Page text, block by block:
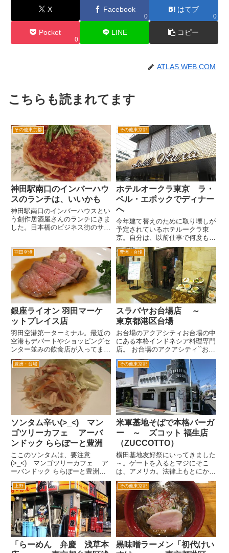
X Facebook
0
はてブ
0
Pocket
0
LINE コピー
ATLAS WEB.COM
こちらも読まれてます
その他東京都
神田駅南口のインバーハウ
スのランチは、いいかも
神田駅南口のインバーハウスとい
う創作居酒屋さんのランチにきま
した。日本橋のビジネス街のサラ
階段もおしゃれな雰囲気。 店内
もちょっとユニーク。個室があっ
たり、中央はフェンスで囲われ
た...
その他東京都
ホテルオークラ東京 ラ・
ベル・エポックでディナー
へ
今年建て替えのために取り壊しが
予定されているホテルークラ東
京。自分は、以前仕事で何度も来
たことがある思い出の場所。特に
宴会場入口の車寄せ付近が印象深
い。 ロビーやショッピングアー
ケードへ通じるエレベーターホー
ル付近。 ロビー。ここは、ホテ
ル...
羽田空港
銀座ライオン 羽田マーケ
ットプレイス店
羽田空港第一ターミナル。最近の
空港もデパートやショッピングセ
ンター並みの飲食店が入ってま
す。羽田のマーケットプレイス
は、デパートや専門店や老舗の名
店が軒を連ね、どこに入るか迷っ
てしまいます。そんな中間違いな
いのがライオンですね(^_^;) ...
豊洲・台場
スラバヤお台場店 ～
東京都港区台場
お台場のアクアシティお台場の中
にある本格インドネシア料理専門
店。 お台場のアクアシティ``お台
場の5階にあります。店舗は、ベ
イブリッジとは、逆の側にあるの
で、窓からは、お台場の街中が、
見えます。 インドネシアという
とバリ島にしかいったことが...
豊洲・台場
ソンタム辛い(>_<) マン
ゴツリーカフェ アーバ
ンドック ららぽーと豊洲
ここのソンタムは、要注意
(>_<) マンゴツリーカフェ ア
ーバンドック ららぽーと豊洲
店。 マンゴツリーカフェになる
前のインドネシア料理スラバヤと
同じく、夜景がきれいです。 生
ビール。 ノンアルコール。サッ
ポロのプレミアム。 ボトルデザ
イ...
その他東京都
米軍基地そばで本格バーガ
ー ～ ズコット 福生店
（ZUCCOTTO）
横田基地友好祭にいってきました
～。ゲートを入るとマジにそこ
は、アメリカ。法律上もとにかく
アメリカ。 アメリカだから消防
車もアメリカ。 最新鋭ステルス
戦闘機Ｆ-22が、今回は目玉！ 大
量の出店で、ピザやホットドッ
グ、ステーキなどを売ってま
す。...
上野
「らーめん 弁慶 浅草本
その他東京都
黒味噌ラーメン「初代けい